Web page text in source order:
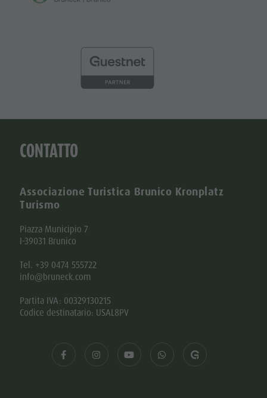
CONTATTO
Associazione Turistica Brunico Kronplatz
Turismo
Piazza Municipio 7
I-39031 Brunico
Tel. +39 0474 555722
info@bruneck.com
Partita IVA: 00329130215
Codice destinatario: USAL8PV